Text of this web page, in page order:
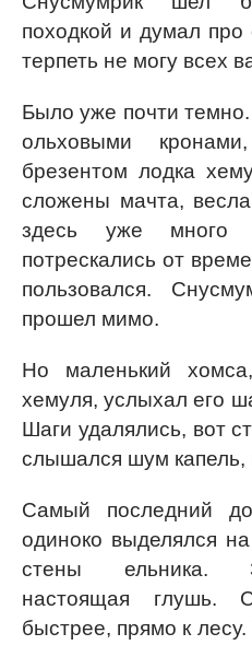
походкой и думал
терпеть не могу всех
Было уже почти
ольховыми
брезентом лодка
сложены мачта,
здесь уже много
потрескались от
пользовался.
прошел мимо.
Но маленький
хемуля, услыхал его
Шаги удалялись, вот
слышался шум капель,
Самый последний
одиноко выделялся
стены ельника.
настоящая глушь.
быстрее, прямо к